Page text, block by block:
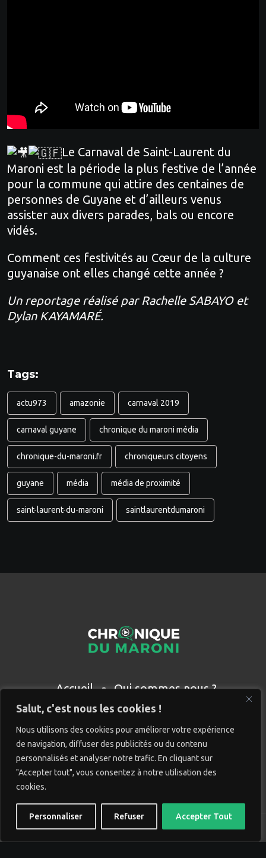
Salut, c'est nous les cookies !
Nous utilisons des cookies pour améliorer votre expérience
de navigation, diffuser des publicités ou du contenu
personnalisés et analyser notre trafic. En cliquant sur
"Accepter tout", vous consentez à notre utilisation des
cookies.
Personnaliser Refuser Accepter Tout
Le Carnaval de Saint-Laurent du
Maroni est la période la plus festive de l’année
pour la commune qui attire des centaines de
personnes de Guyane et d’ailleurs venus
assister aux divers parades, bals ou encore
vidés.
Comment ces festivités au Cœur de la culture
guyanaise ont elles changé cette année ?
Un reportage réalisé par Rachelle SABAYO et
Dylan KAYAMARÉ.
Tags:
actu973 amazonie carnaval 2019
carnaval guyane chronique du maroni média
chronique-du-maroni.fr chroniqueurs citoyens
guyane média média de proximité
saint-laurent-du-maroni saintlaurentdumaroni
Accueil
Qui sommes nous ?
Partenaires
Contact